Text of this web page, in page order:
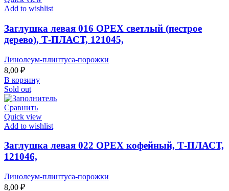
Add to wishlist
Заглушка левая 016 ОРЕХ светлый (пестрое
дерево), Т-ПЛАСТ, 121045,
Линолеум-плинтуса-порожки
8,00 ₽
В корзину
Sold out
Сравнить
Quick view
Add to wishlist
Заглушка левая 022 ОРЕХ кофейный, Т-ПЛАСТ,
121046,
Линолеум-плинтуса-порожки
8,00 ₽